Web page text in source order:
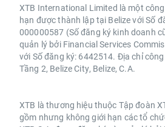
XTB International Limited là một
hạn được thành lập tại Belize với Số
000000587 (Số đăng ký kinh doanh
quản lý bởi Financial Services
với Số đăng ký: 6442514. Địa chỉ
Tầng 2, Belize City, Belize, C.A.
XTB là thương hiệu thuộc Tập đoàn
gồm nhưng không giới hạn các tổ